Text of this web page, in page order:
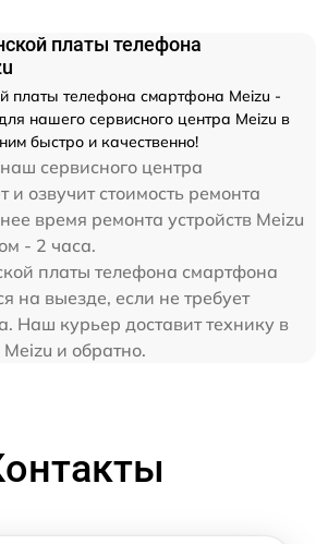
платы телефона
платы телефона смартфона Meizu -
нашего сервисного центра Meizu в
быстро и качественно!
сервисного центра
и озвучит стоимость ремонта
время ремонта устройств Meizu
- 2 часа.
платы телефона смартфона
на выезде, если не требует
Наш курьер доставит технику в
и обратно.